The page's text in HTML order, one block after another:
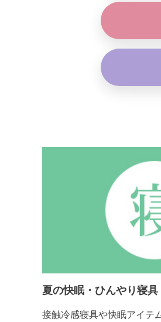
夏の快眠・ひんやり寝具
接触冷感寝具や快眠アイテ